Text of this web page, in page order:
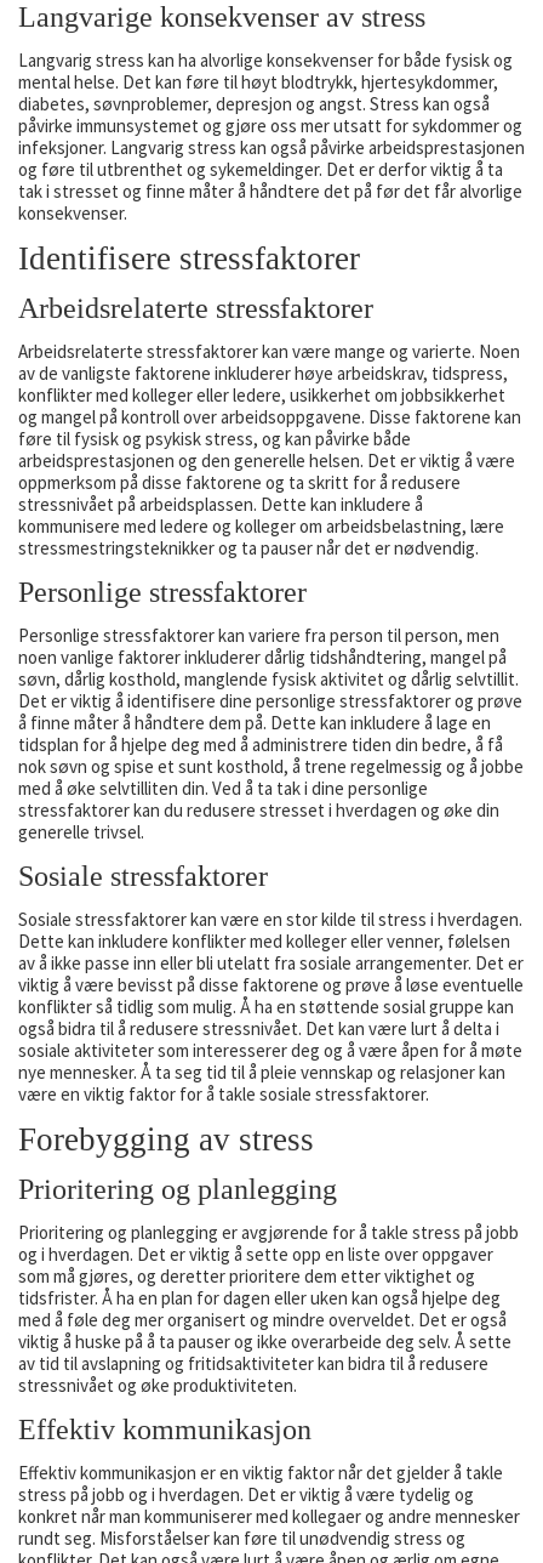
Langvarige konsekvenser av stress
Langvarig stress kan ha alvorlige konsekvenser for både fysisk og
mental helse. Det kan føre til høyt blodtrykk, hjertesykdommer,
diabetes, søvnproblemer, depresjon og angst. Stress kan også
påvirke immunsystemet og gjøre oss mer utsatt for sykdommer og
infeksjoner. Langvarig stress kan også påvirke arbeidsprestasjonen
og føre til utbrenthet og sykemeldinger. Det er derfor viktig å ta
tak i stresset og finne måter å håndtere det på før det får alvorlige
konsekvenser.
Identifisere stressfaktorer
Arbeidsrelaterte stressfaktorer
Arbeidsrelaterte stressfaktorer kan være mange og varierte. Noen
av de vanligste faktorene inkluderer høye arbeidskrav, tidspress,
konflikter med kolleger eller ledere, usikkerhet om jobbsikkerhet
og mangel på kontroll over arbeidsoppgavene. Disse faktorene kan
føre til fysisk og psykisk stress, og kan påvirke både
arbeidsprestasjonen og den generelle helsen. Det er viktig å være
oppmerksom på disse faktorene og ta skritt for å redusere
stressnivået på arbeidsplassen. Dette kan inkludere å
kommunisere med ledere og kolleger om arbeidsbelastning, lære
stressmestringsteknikker og ta pauser når det er nødvendig.
Personlige stressfaktorer
Personlige stressfaktorer kan variere fra person til person, men
noen vanlige faktorer inkluderer dårlig tidshåndtering, mangel på
søvn, dårlig kosthold, manglende fysisk aktivitet og dårlig selvtillit.
Det er viktig å identifisere dine personlige stressfaktorer og prøve
å finne måter å håndtere dem på. Dette kan inkludere å lage en
tidsplan for å hjelpe deg med å administrere tiden din bedre, å få
nok søvn og spise et sunt kosthold, å trene regelmessig og å jobbe
med å øke selvtilliten din. Ved å ta tak i dine personlige
stressfaktorer kan du redusere stresset i hverdagen og øke din
generelle trivsel.
Sosiale stressfaktorer
Sosiale stressfaktorer kan være en stor kilde til stress i hverdagen.
Dette kan inkludere konflikter med kolleger eller venner, følelsen
av å ikke passe inn eller bli utelatt fra sosiale arrangementer. Det er
viktig å være bevisst på disse faktorene og prøve å løse eventuelle
konflikter så tidlig som mulig. Å ha en støttende sosial gruppe kan
også bidra til å redusere stressnivået. Det kan være lurt å delta i
sosiale aktiviteter som interesserer deg og å være åpen for å møte
nye mennesker. Å ta seg tid til å pleie vennskap og relasjoner kan
være en viktig faktor for å takle sosiale stressfaktorer.
Forebygging av stress
Prioritering og planlegging
Prioritering og planlegging er avgjørende for å takle stress på jobb
og i hverdagen. Det er viktig å sette opp en liste over oppgaver
som må gjøres, og deretter prioritere dem etter viktighet og
tidsfrister. Å ha en plan for dagen eller uken kan også hjelpe deg
med å føle deg mer organisert og mindre overveldet. Det er også
viktig å huske på å ta pauser og ikke overarbeide deg selv. Å sette
av tid til avslapning og fritidsaktiviteter kan bidra til å redusere
stressnivået og øke produktiviteten.
Effektiv kommunikasjon
Effektiv kommunikasjon er en viktig faktor når det gjelder å takle
stress på jobb og i hverdagen. Det er viktig å være tydelig og
konkret når man kommuniserer med kollegaer og andre mennesker
rundt seg. Misforståelser kan føre til unødvendig stress og